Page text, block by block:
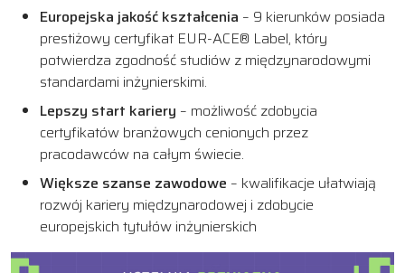
Europejska jakość kształcenia – 9 kierunków posiada
prestiżowy certyfikat EUR-ACE® Label, który
potwierdza zgodność studiów z międzynarodowymi
standardami inżynierskimi.
Lepszy start kariery – możliwość zdobycia
certyfikatów branżowych cenionych przez
pracodawców na całym świecie.
Większe szanse zawodowe – kwalifikacje ułatwiają
rozwój kariery międzynarodowej i zdobycie
europejskich tytułów inżynierskich